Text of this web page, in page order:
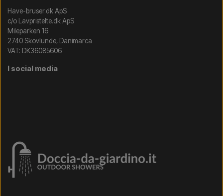
Have-bruser.dk ApS
c/o Lavpristelte.dk ApS
Mileparken 16
2740 Skovlunde, Danimarca
VAT: DK36085606
I social media